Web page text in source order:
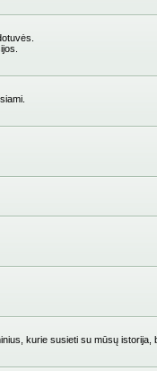
kurie susieti su mūsų istorija,